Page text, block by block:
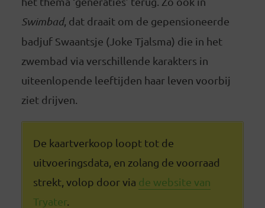
Swimbad, dat draait om de gepensioneerde
badjuf Swaantsje (Joke Tjalsma) die in het
zwembad via verschillende karakters in
uiteenlopende leeftijden haar leven voorbij
ziet drijven.
De kaartverkoop loopt tot de
uitvoeringsdata, en zolang de voorraad
strekt, volop door via de website van
Tryater.